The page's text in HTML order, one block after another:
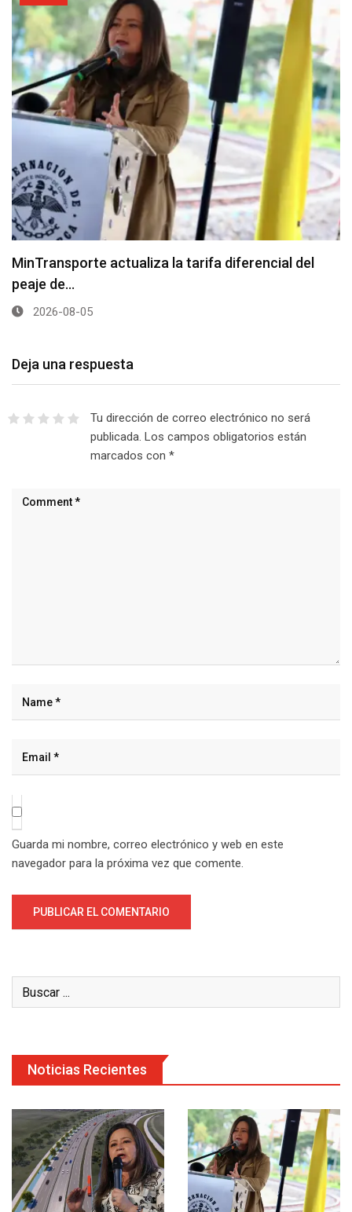
MinTransporte actualiza la tarifa diferencial del
peaje de…
2026-08-05
Deja una respuesta
Tu dirección de correo electrónico no será
publicada. Los campos obligatorios están
marcados con *
Guarda mi nombre, correo electrónico y web en este
navegador para la próxima vez que comente.
Noticias Recientes